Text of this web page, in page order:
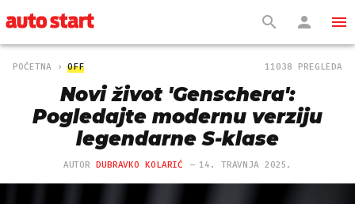
POČETNA OFF 11038 PREGLEDA
Novi život 'Genschera':
Pogledajte modernu verziju
legendarne S-klase
AUTOR DUBRAVKO KOLARIĆ 14. TRAVNJA 2025.